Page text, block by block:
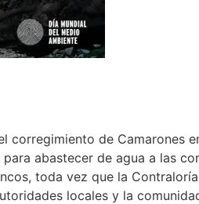
corregimiento de Camarones
abastecer de agua a las
toda vez que la
locales y la